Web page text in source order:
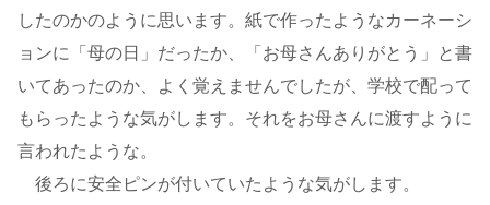
したのかのように思います。紙で作ったようなカーネーシ
ョンに「母の日」だったか、「お母さんありがとう」と書
いてあったのか、よく覚えませんでしたが、学校で配って
もらったような気がします。それをお母さんに渡すように
言われたような。
後ろに安全ピンが付いていたような気がします。